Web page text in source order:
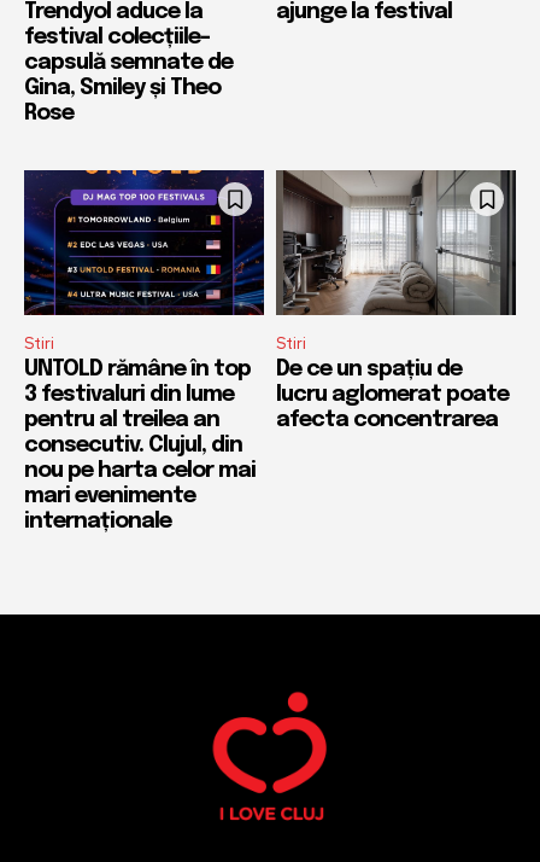
Trendyol aduce la
festival colecțiile-
capsulă semnate de
Gina, Smiley și Theo
Rose
ajunge la festival
Stiri
UNTOLD rămâne în top
3 festivaluri din lume
pentru al treilea an
consecutiv. Clujul, din
nou pe harta celor mai
mari evenimente
internaționale
Stiri
De ce un spațiu de
lucru aglomerat poate
afecta concentrarea